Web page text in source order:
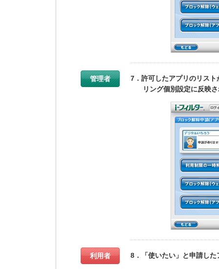
管理者
7．許可したアプリのリス
リング個別設定に反映
利用者 8．「使いたい」と申請し